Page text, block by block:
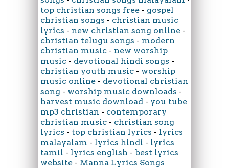
top christian songs free - gospel
christian songs - christian music
lyrics - new christian song online -
christian telugu songs - modern
christian music - new worship
music - devotional hindi songs -
christian youth music - worship
music online - devotional christian
song - worship music downloads -
harvest music download - you tube
mp3 christian - contemporary
christian music - christian song
lyrics - top christian lyrics - lyrics
malayalam - lyrics hindi - lyrics
tamil - lyrics english - best lyrics
website - Manna Lyrics Songs